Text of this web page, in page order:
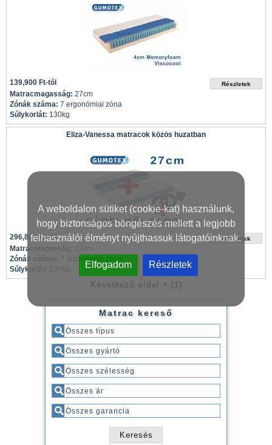
A weboldalon sütiket (cookie-kat) használunk,
hogy biztonságos böngészés mellett a legjobb
felhasználói élményt nyújthassuk látogatóinknak.
Elfogadom Részletek
139,900 Ft-tól
Matracmagasság: 27cm
Zónák száma: 7 ergonómiai zóna
Súlykorlát: 130kg
Eliza-Vanessa matracok közös huzatban
296,800 Ft-tól
Matracmagasság:
Zónák száma:
7 ergonómiai zóna
Súlykorlát:
Következő oldal > (1)
Matrac kereső